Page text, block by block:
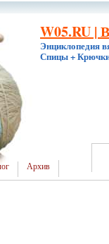
W05.RU |
Энциклопедия
Спицы +
Архив